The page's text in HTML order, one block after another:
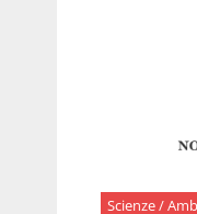
Scienze /